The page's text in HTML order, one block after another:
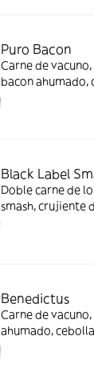
Puro Bacon
Carne de
bacon ahumado,
Black Label
Doble carne de
smash, crujiente
huevo frito en
Benedictus
Carne de
ahumado,